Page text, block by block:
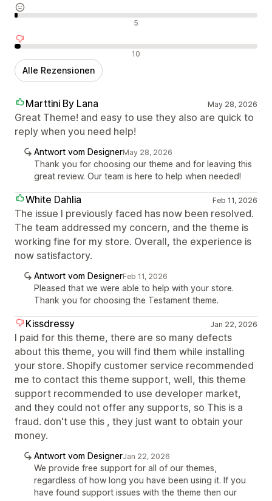
Neutrale Bewertungen 5
Negative Bewertungen 10
Alle Rezensionen
Marttini By Lana May 28, 2026
Great Theme! and easy to use they also are quick to
reply when you need help!
Antwort vom DesignerMay 28, 2026
Thank you for choosing our theme and for leaving this
great review. Our team is here to help when needed!
White Dahlia Feb 11, 2026
The issue I previously faced has now been resolved.
The team addressed my concern, and the theme is
working fine for my store. Overall, the experience is
now satisfactory.
Antwort vom DesignerFeb 11, 2026
Pleased that we were able to help with your store.
Thank you for choosing the Testament theme.
Kissdressy Jan 22, 2026
I paid for this theme, there are so many defects
about this theme, you will find them while installing
your store. Shopify customer service recommended
me to contact this theme support, well, this theme
support recommended to use developer market,
and they could not offer any supports, so This is a
fraud. don't use this , they just want to obtain your
money.
Antwort vom DesignerJan 22, 2026
We provide free support for all of our themes,
regardless of how long you have been using it. If you
have found support issues with the theme then our